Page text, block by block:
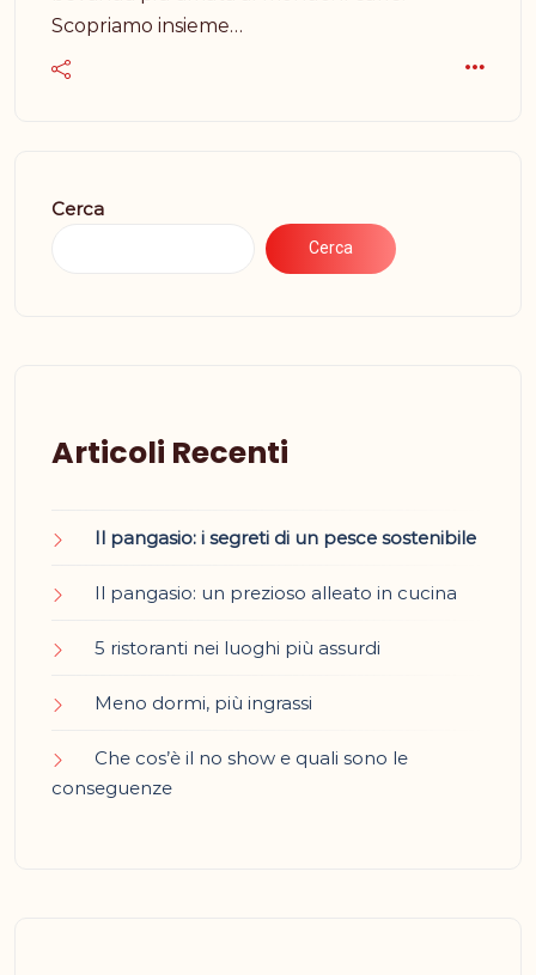
Scopriamo insieme…
Cerca
Cerca
Articoli Recenti
Il pangasio: i segreti di un pesce sostenibile
Il pangasio: un prezioso alleato in cucina
5 ristoranti nei luoghi più assurdi
Meno dormi, più ingrassi
Che cos’è il no show e quali sono le
conseguenze